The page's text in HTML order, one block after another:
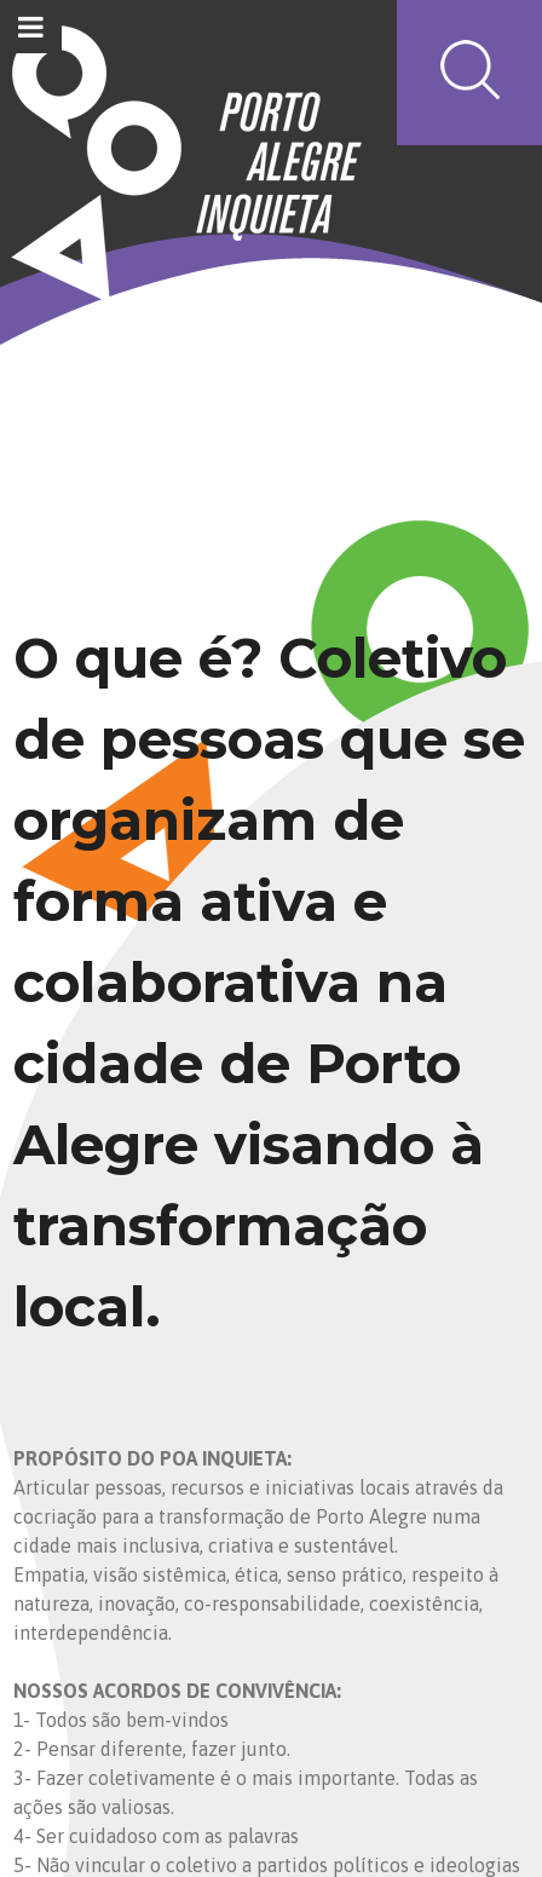
O que é? Coletivo
de pessoas que se
organizam de
forma ativa e
colaborativa na
cidade de Porto
Alegre visando à
transformação
local.
PROPÓSITO DO POA INQUIETA:
Articular pessoas, recursos e iniciativas locais através da
cocriação para a transformação de Porto Alegre numa
cidade mais inclusiva, criativa e sustentável.
Empatia, visão sistêmica, ética, senso prático, respeito à
natureza, inovação, co-responsabilidade, coexistência,
interdependência.
NOSSOS ACORDOS DE CONVIVÊNCIA:
1- Todos são bem-vindos
2- Pensar diferente, fazer junto.
3- Fazer coletivamente é o mais importante. Todas as
ações são valiosas.
4- Ser cuidadoso com as palavras
5- Não vincular o coletivo a partidos políticos e ideologias